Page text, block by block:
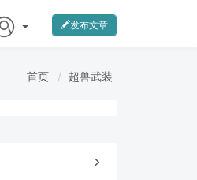
发布文章
首页 超兽武装